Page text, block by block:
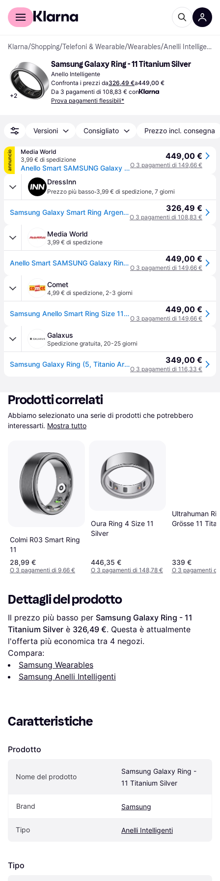
Per il tuo shopping
Klarna/Shopping/Telefoni & Wearable/Wearables/ Anelli Intelligenti
+2
Samsung Galaxy Ring - 11 Titanium Silver
Anello Intelligente
Confronta i prezzi da326,49 €a449,00 €
Da 3 pagamenti di 108,83 € con
Prova pagamenti flessibili*
Versioni Consigliato Prezzo incl. consegna
annuncio
Media World
3,99 € di spedizione
Anello Smart SAMSUNG Galaxy Ring (misura 11)
449,00 €
O 3 pagamenti di 149,66 €
DressInn
Prezzo più basso·3,99 € di spedizione, 7 giorni
Samsung Galaxy Smart Ring Argento T5 326,49 €
O 3 pagamenti di 108,83 €
Media World
3,99 € di spedizione
Anello Smart SAMSUNG Galaxy Ring (misura 11) 449,00 €
O 3 pagamenti di 149,66 €
Comet
4,99 € di spedizione, 2-3 giorni
Samsung Anello Smart Ring Size 11 Silver 449,00 €
O 3 pagamenti di 149,66 €
Galaxus
Spedizione gratuita, 20-25 giorni
Samsung Galaxy Ring (5, Titanio Argento), Smart ring, Argento 349,00 €
O 3 pagamenti di 116,33 €
Prodotti correlati
Abbiamo selezionato una serie di prodotti che potrebbero
interessarti. Mostra tutto
Colmi R03 Smart Ring
11
28,99 €
O 3 pagamenti di 9,66 €
Oura Ring 4 Size 11
Silver
446,35 €
O 3 pagamenti di 148,78 €
Ultrahuman
Grösse 11
339 €
O 3 pagamenti
Dettagli del prodotto
Il prezzo più basso per Samsung Galaxy Ring - 11
Titanium Silver è 326,49 €. Questa è attualmente
l'offerta più economica tra 4 negozi.
Compara:
Samsung Wearables
Samsung Anelli Intelligenti
Caratteristiche
Prodotto
Nome del prodotto
Samsung Galaxy Ring -
11 Titanium Silver
Brand Samsung
Tipo Anelli Intelligenti
Tipo